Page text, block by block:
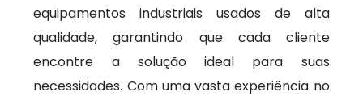
equipamentos industriais usados de alta
qualidade, garantindo que cada cliente
encontre a solução ideal para suas
necessidades. Com uma vasta experiência no